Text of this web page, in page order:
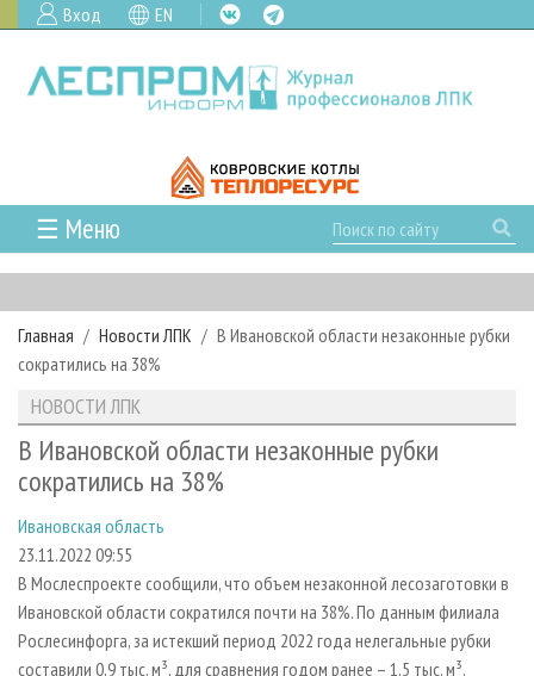
Вход EN
☰ Меню
ГЛАВНАЯ
РУБРИКИ И ТЕМЫ
РУБРИКИ ЖУРНАЛА
ЛЕСОЗАГОТОВКА
ЛЕСОПИЛЕНИЕ
СУШКА ДРЕВЕСИНЫ
ПРОИЗВОДСТВО ДРЕВЕСНЫХ ПЛИТ
ДЕРЕВЯННОЕ ДОМОСТРОЕНИЕ
ПРОИЗВОДСТВО МЕБЕЛИ
НОВОСТИ
НОВОСТИ ЛПК
НОВОСТИ ЖУРНАЛА
ПРОЕКТЫ ЛПИ
АНАЛИТИКА
ПРЕДПРИЯТИЯ ЛПК
ПЕРСОНЫ
МОБИЛЬНЫЕ ВЫСТАВКИ
ОФИЦИАЛЬНЫЕ ДЕЛЕГАЦИИ
АРХИВ
АРХИВ ЖУРНАЛОВ
О ЖУРНАЛЕ
ПОДПИСКА
КОНТАКТЫ
РЕКЛАМОДАТЕЛЯМ
РЕКЛАМА
РЕКЛАМА НА САЙТЕ
Главная Новости ЛПК
В Ивановской области незаконные рубки
сократились на 38%
НОВОСТИ ЛПК
В Ивановской области незаконные рубки
сократились на 38%
Ивановская область
23.11.2022 09:55
В Мослеспроекте сообщили, что объем незаконной лесозаготовки в
Ивановской области сократился почти на 38%. По данным филиала
Рослесинфорга, за истекший период 2022 года нелегальные рубки
составили 0,9 тыс. м³, для сравнения годом ранее – 1,5 тыс. м³.